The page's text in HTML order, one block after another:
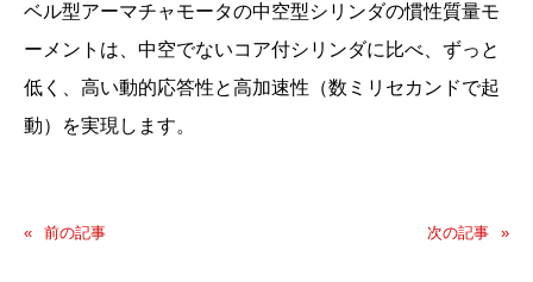
ベル型アーマチャモータの中空型シリンダの慣性質量モ
ーメントは、中空でないコア付シリンダに比べ、ずっと
低く、高い動的応答性と高加速性（数ミリセカンドで起
動）を実現します。
前の記事 次の記事